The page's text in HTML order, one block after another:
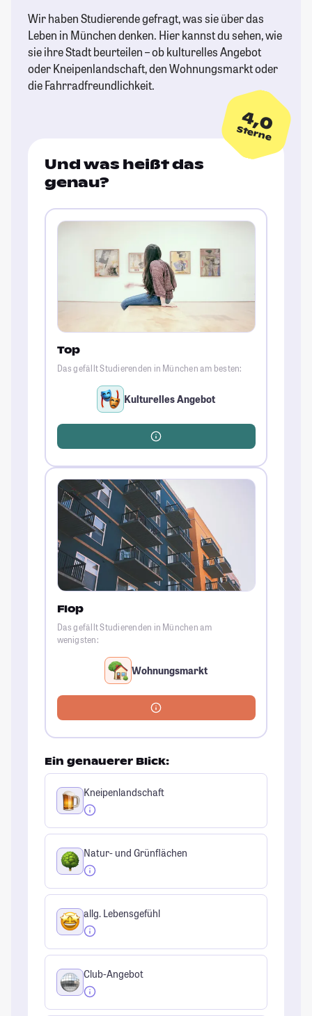
Wir haben Studierende gefragt, was sie über das
Leben in München denken. Hier kannst du sehen, wie
sie ihre Stadt beurteilen – ob kulturelles Angebot
oder Kneipenlandschaft, den Wohnungsmarkt oder
die Fahrradfreundlichkeit.
4,0
Sterne
Und was heißt das
genau?
Top
Das gefällt Studierenden in München am besten:
Kulturelles Angebot
Flop
Das gefällt Studierenden in München am
wenigsten:
Wohnungsmarkt
Ein genauerer Blick:
Kneipenlandschaft
Natur- und Grünflächen
allg. Lebensgefühl
Club-Angebot